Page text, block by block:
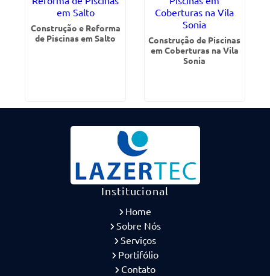
Construção e Reforma
de Piscinas em Salto
Construção de Piscinas
em Coberturas na Vila
Sonia
Institucional
Home
Sobre Nós
Serviços
Portifólio
Contato